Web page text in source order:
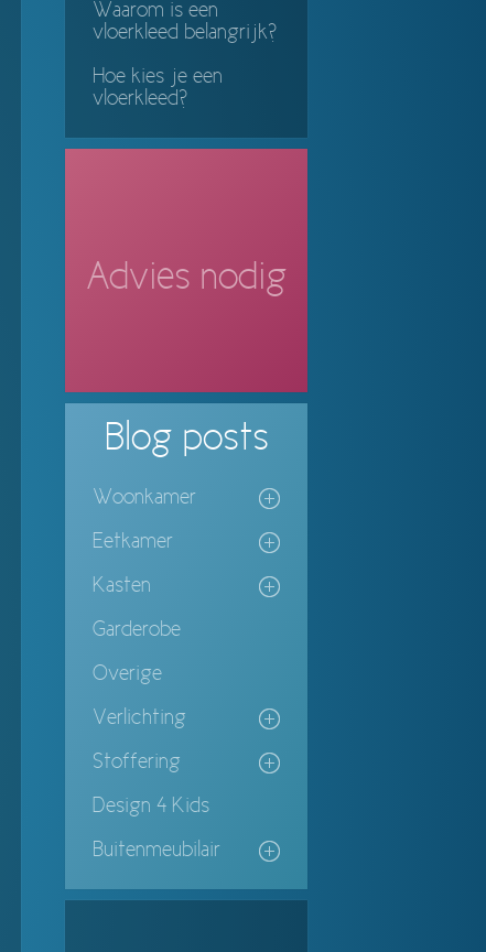
Waarom is een
vloerkleed belangrijk?
Hoe kies je een
vloerkleed?
Advies nodig
Blog posts
Woonkamer
Eetkamer
Kasten
Garderobe
Overige
Verlichting
Stoffering
Design 4 Kids
Buitenmeubilair